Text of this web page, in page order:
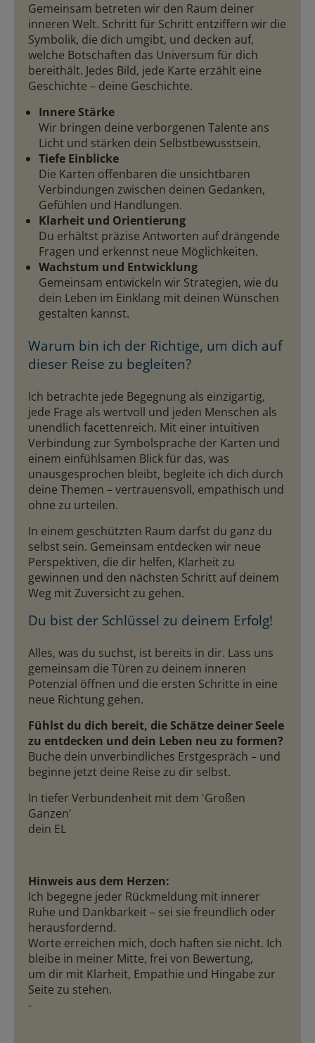
Gemeinsam betreten wir den Raum deiner
inneren Welt. Schritt für Schritt entziffern wir die
Symbolik, die dich umgibt, und decken auf,
welche Botschaften das Universum für dich
bereithält. Jedes Bild, jede Karte erzählt eine
Geschichte – deine Geschichte.
Innere Stärke
Wir bringen deine verborgenen Talente ans
Licht und stärken dein Selbstbewusstsein.
Tiefe Einblicke
Die Karten offenbaren die unsichtbaren
Verbindungen zwischen deinen Gedanken,
Gefühlen und Handlungen.
Klarheit und Orientierung
Du erhältst präzise Antworten auf drängende
Fragen und erkennst neue Möglichkeiten.
Wachstum und Entwicklung
Gemeinsam entwickeln wir Strategien, wie du
dein Leben im Einklang mit deinen Wünschen
gestalten kannst.
Warum bin ich der Richtige, um dich auf
dieser Reise zu begleiten?
Ich betrachte jede Begegnung als einzigartig,
jede Frage als wertvoll und jeden Menschen als
unendlich facettenreich. Mit einer intuitiven
Verbindung zur Symbolsprache der Karten und
einem einfühlsamen Blick für das, was
unausgesprochen bleibt, begleite ich dich durch
deine Themen – vertrauensvoll, empathisch und
ohne zu urteilen.
In einem geschützten Raum darfst du ganz du
selbst sein. Gemeinsam entdecken wir neue
Perspektiven, die dir helfen, Klarheit zu
gewinnen und den nächsten Schritt auf deinem
Weg mit Zuversicht zu gehen.
Du bist der Schlüssel zu deinem Erfolg!
Alles, was du suchst, ist bereits in dir. Lass uns
gemeinsam die Türen zu deinem inneren
Potenzial öffnen und die ersten Schritte in eine
neue Richtung gehen.
Fühlst du dich bereit, die Schätze deiner Seele
zu entdecken und dein Leben neu zu formen?
Buche dein unverbindliches Erstgespräch – und
beginne jetzt deine Reise zu dir selbst.
In tiefer Verbundenheit mit dem 'Großen
Ganzen'
dein EL
Hinweis aus dem Herzen:
Ich begegne jeder Rückmeldung mit innerer
Ruhe und Dankbarkeit – sei sie freundlich oder
herausfordernd.
Worte erreichen mich, doch haften sie nicht. Ich
bleibe in meiner Mitte, frei von Bewertung,
um dir mit Klarheit, Empathie und Hingabe zur
Seite zu stehen.
-